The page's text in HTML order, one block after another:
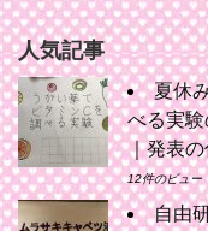
人気記事
夏休
べる実
｜発表
12件のビュー
自由